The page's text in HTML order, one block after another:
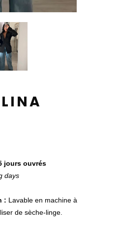
jours ouvrés
days
: Lavable en machine à
de sèche-linge.